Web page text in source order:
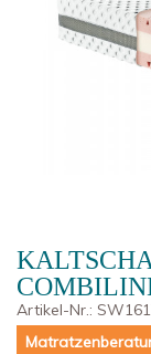
Artikel-Nr.: